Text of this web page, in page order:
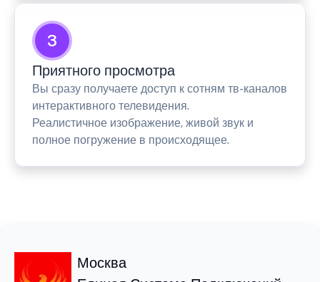
3
Приятного просмотра
Вы сразу получаете доступ к сотням тв-каналов
интерактивного телевидения.
Реалистичное изображение, живой звук и
полное погружение в происходящее.
Москва